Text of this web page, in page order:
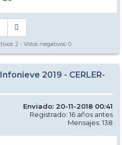
2 - Votos negativos: 0
2019 - CERLER-
Enviado: 20-11-2018 00:41
Registrado: 16 años antes
Mensajes: 138